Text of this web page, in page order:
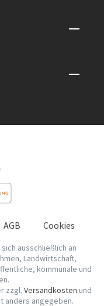
AGB Cookies
ausschließlich an
Landwirtschaft,
kommunale und
zzgl. Versandkosten und
anders angegeben.